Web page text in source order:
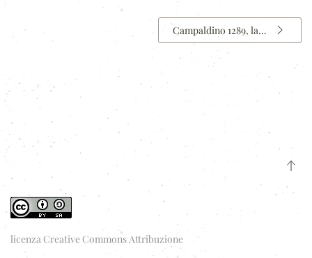
Campaldino 1289, la…
licenza Creative Commons Attribuzione